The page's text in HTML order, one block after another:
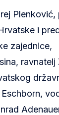
i
zajednice,